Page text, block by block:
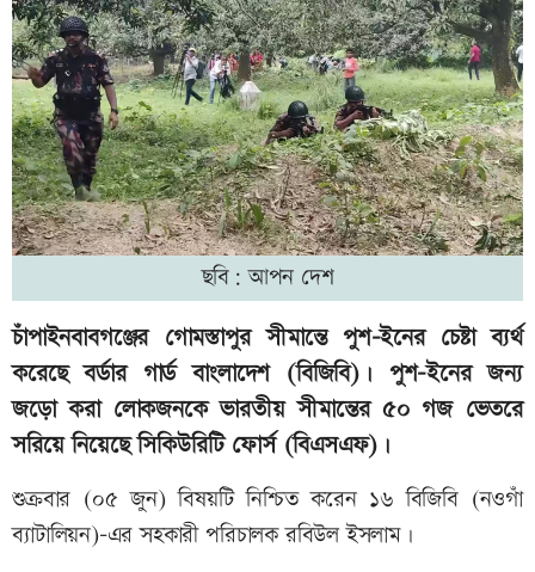
ছবি: আপন দেশ
চাঁপাইনবাবগঞ্জের গোমস্তাপুর সীমান্তে পুশ-ইনের চেষ্টা ব্যর্থ
করেছে বর্ডার গার্ড বাংলাদেশ (বিজিবি)। পুশ-ইনের জন্য
জড়ো করা লোকজনকে ভারতীয় সীমান্তের ৫০ গজ ভেতরে
সরিয়ে নিয়েছে সিকিউরিটি ফোর্স (বিএসএফ)।
শুক্রবার (০৫ জুন) বিষয়টি নিশ্চিত করেন ১৬ বিজিবি (নওগাঁ
ব্যাটালিয়ন)-এর সহকারী পরিচালক রবিউল ইসলাম।